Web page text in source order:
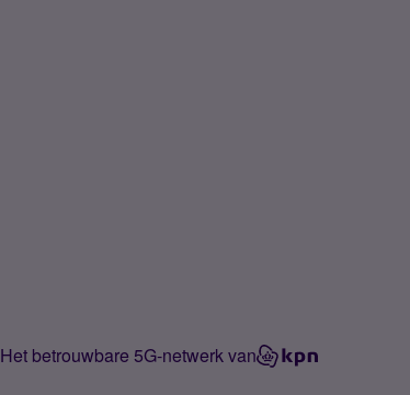
Het betrouwbare 5G-netwerk van